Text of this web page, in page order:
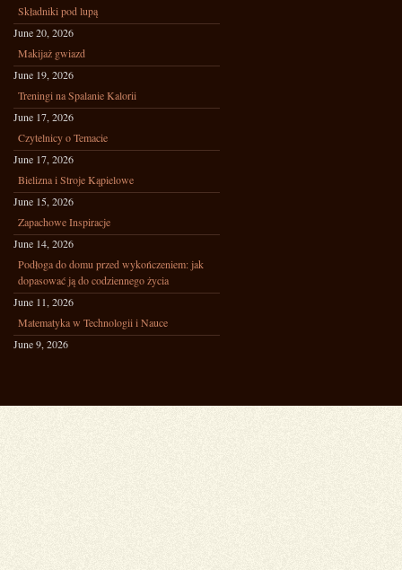
Składniki pod lupą
June 20, 2026
Makijaż gwiazd
June 19, 2026
Treningi na Spalanie Kalorii
June 17, 2026
Czytelnicy o Temacie
June 17, 2026
Bielizna i Stroje Kąpielowe
June 15, 2026
Zapachowe Inspiracje
June 14, 2026
Podłoga do domu przed wykończeniem: jak
dopasować ją do codziennego życia
June 11, 2026
Matematyka w Technologii i Nauce
June 9, 2026